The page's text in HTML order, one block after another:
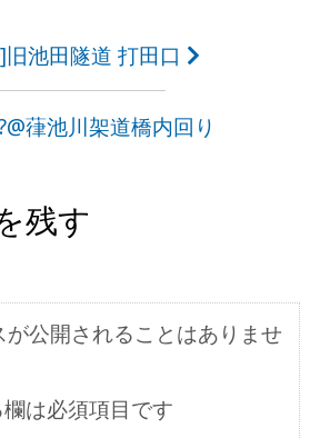
池田隧道 打田口
葎池川架道橋内回り
残す
が公開されることはありませ
は必須項目です